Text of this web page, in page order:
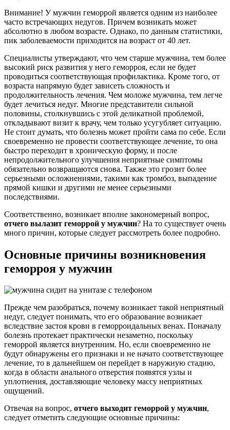
Внимание! У мужчин геморрой является одним из наиболее
часто встречающих недугов. Причем возникать может
абсолютно в любом возрасте. Однако, по данным статистики,
пик заболеваемости приходится на возраст от 40 лет.
Специалисты утверждают, что чем старше мужчина, тем более
высокий риск развития у него геморроя, если не будет
проводиться соответствующая профилактика. Кроме того, от
возраста напрямую будет зависеть сложность и
продолжительность лечения. Чем моложе мужчина, тем легче
будет лечиться недуг. Многие представители сильной
половины, столкнувшись с этой деликатной проблемой,
откладывают визит к врачу, чем только усугубляет ситуацию.
Не стоит думать, что болезнь может пройти сама по себе. Если
своевременно не провести соответствующее лечение, то она
быстро переходит в хроническую форму, и после
непродолжительного улучшения неприятные симптомы
обязательно возвращаются снова. Также это грозит более
серьезными осложнениями, такими как тромбоз, выпадение
прямой кишки и другими не менее серьезными
последствиями.
Соответственно, возникает вполне закономерный вопрос,
отчего вылазит геморрой у мужчин? На то существует очень
много причин, которые следует рассмотреть более подробно.
Основные причины возникновения
геморроя у мужчин
Прежде чем разобраться, почему возникает такой неприятный
недуг, следует понимать, что его образование возникает
вследствие застоя крови в геморроидальных венах. Поначалу
болезнь протекает практически незаметно, поскольку
геморрой является внутренним. Но, если своевременно не
будут обнаружены его признаки и не начато соответствующее
лечение, то в дальнейшем он перейдет в наружную стадию,
когда в области анального отверстия появятся узлы и
уплотнения, доставляющие человеку массу неприятных
ощущений.
Отвечая на вопрос, отчего выходит геморрой у мужчин,
следует отметить следующие основные причины: